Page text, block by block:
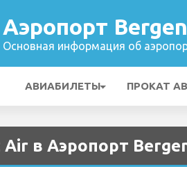
Аэропорт Bergen
Основная информация об
АВИАБИЛЕТЫ ПРОКАТ
Air в Аэропорт